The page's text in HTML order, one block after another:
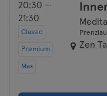
20:30 —
21:30
Classic
Premium
Max
Zen